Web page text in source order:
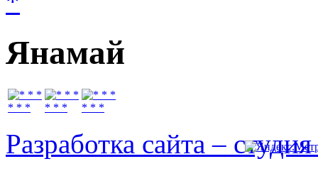
Янамай
* * * * * * * * *
Разработка сайта –